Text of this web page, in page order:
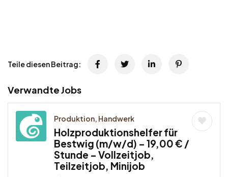
Teile diesen Beitrag:
Verwandte Jobs
Produktion, Handwerk
Holzproduktionshelfer für
Bestwig (m/w/d) – 19,00 € /
Stunde – Vollzeitjob,
Teilzeitjob, Minijob